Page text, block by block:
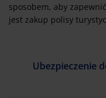
sposobem, aby
jest zakup polisy
Ubezpieczenie